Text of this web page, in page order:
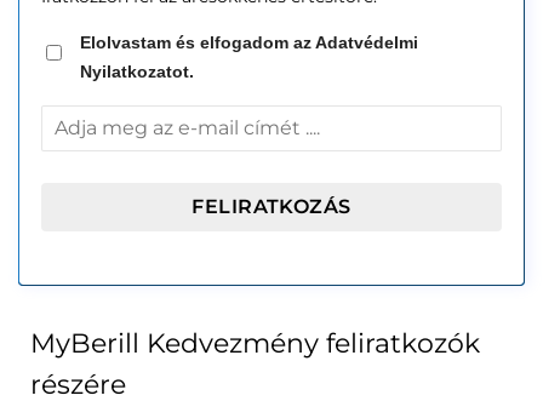
Elolvastam és elfogadom az Adatvédelmi
Nyilatkozatot.
MyBerill Kedvezmény feliratkozók
részére